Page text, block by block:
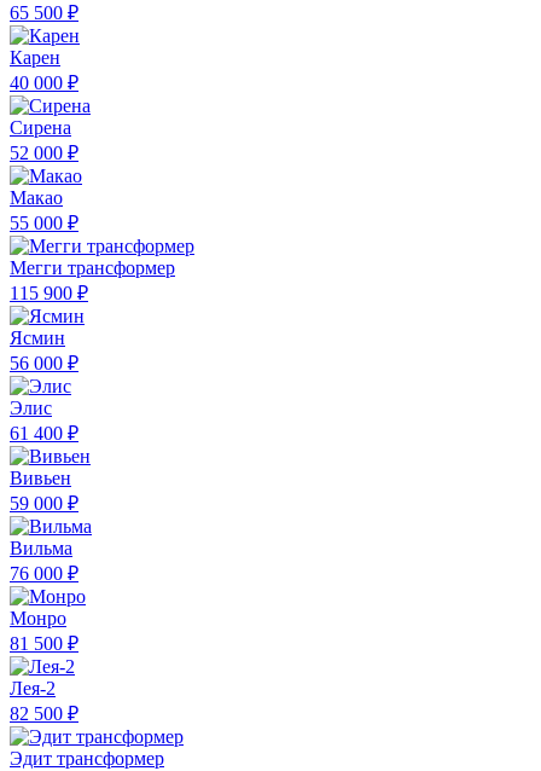
65 500 ₽
Карен
40 000 ₽
Сирена
52 000 ₽
Макао
55 000 ₽
Мегги трансформер
115 900 ₽
Ясмин
56 000 ₽
Элис
61 400 ₽
Вивьен
59 000 ₽
Вильма
76 000 ₽
Монро
81 500 ₽
Лея-2
82 500 ₽
Эдит трансформер